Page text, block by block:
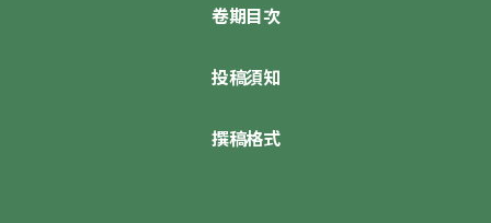
卷期目次
投稿須知
撰稿格式